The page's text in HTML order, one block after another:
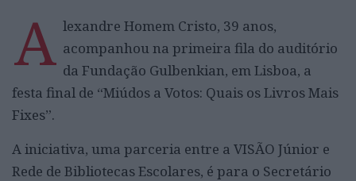
A lexandre Homem Cristo, 39 anos,
acompanhou na primeira fila do auditório
da Fundação Gulbenkian, em Lisboa, a
festa final de “Miúdos a Votos: Quais os Livros Mais
Fixes”.
A iniciativa, uma parceria entre a VISÃO Júnior e
Rede de Bibliotecas Escolares, é para o Secretário